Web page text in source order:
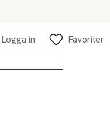
Logga in
Favoriter